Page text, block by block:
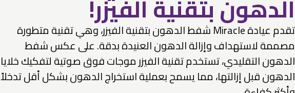
الدهون بتقنية الفيزر!
تقدم عيادة Miracle شفط الدهون بتقنية الفيزر، وهي تقنية متطورة
مصممة لاستهداف وإزالة الدهون العنيدة بدقة. على عكس شفط
الدهون التقليدي، تستخدم تقنية الفيزر موجات فوق صوتية لتفكيك خلايا
الدهون قبل إزالتها، مما يسمح بعملية استخراج الدهون بشكل أقل تدخلاً